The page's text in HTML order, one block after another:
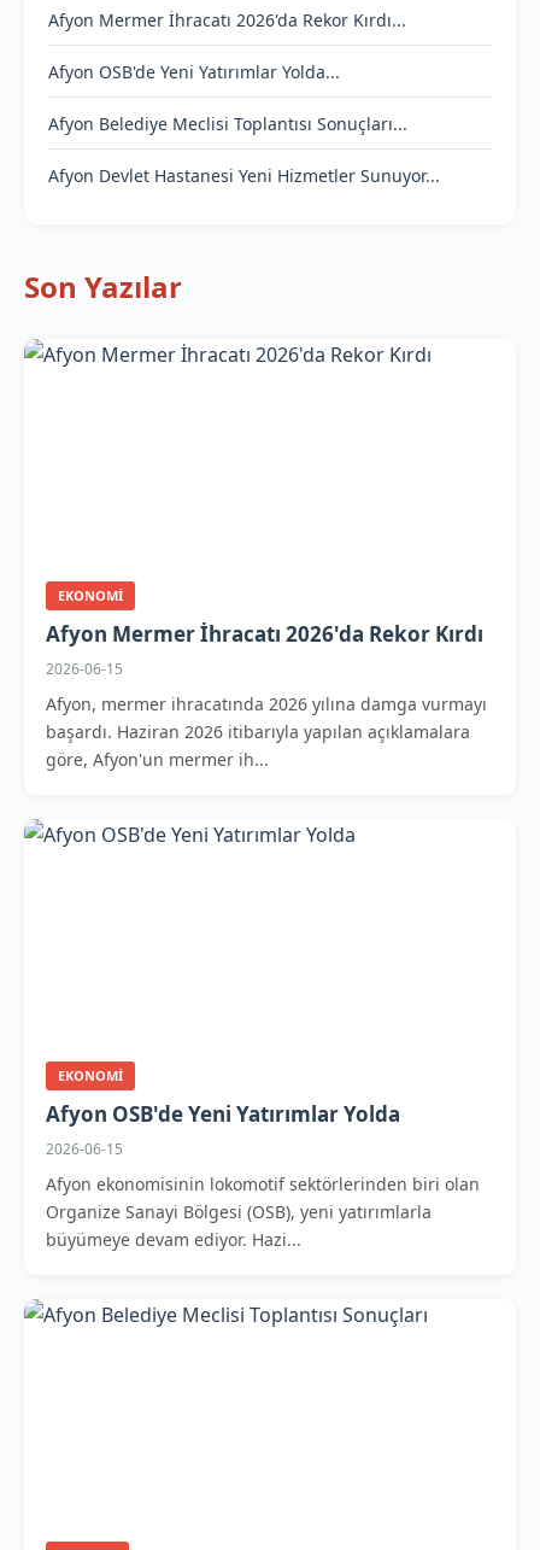
Afyon Mermer İhracatı 2026'da Rekor Kırdı...
Afyon OSB'de Yeni Yatırımlar Yolda...
Afyon Belediye Meclisi Toplantısı Sonuçları...
Afyon Devlet Hastanesi Yeni Hizmetler Sunuyor...
Son Yazılar
EKONOMI
Afyon Mermer İhracatı 2026'da Rekor Kırdı
2026-06-15
Afyon, mermer ihracatında 2026 yılına damga vurmayı
başardı. Haziran 2026 itibarıyla yapılan açıklamalara
göre, Afyon'un mermer ih...
EKONOMI
Afyon OSB'de Yeni Yatırımlar Yolda
2026-06-15
Afyon ekonomisinin lokomotif sektörlerinden biri olan
Organize Sanayi Bölgesi (OSB), yeni yatırımlarla
büyümeye devam ediyor. Hazi...